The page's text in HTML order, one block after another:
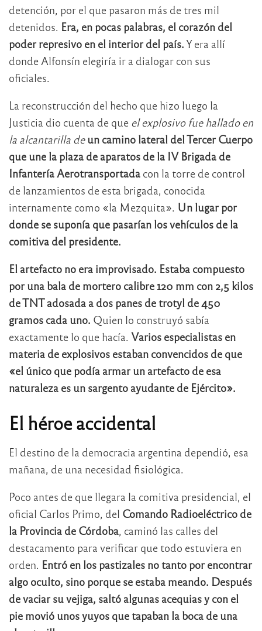
detención, por el que pasaron más de tres mil
detenidos. Era, en pocas palabras, el corazón del
poder represivo en el interior del país.Y era allí
donde Alfonsín elegiría ir a dialogar con sus
oficiales.
La reconstrucción del hecho que hizo luego la
Justicia dio cuenta de que el explosivo fue hallado en
la alcantarilla de un camino lateral del Tercer Cuerpo
que une la plaza de aparatos de la IV Brigada de
Infantería Aerotransportada con la torre de control
de lanzamientos de esta brigada, conocida
internamente como «la Mezquita». Un lugar por
donde se suponía que pasarían los vehículos de la
comitiva del presidente.
El artefacto no era improvisado. Estaba compuesto
por una bala de mortero calibre 120 mm con 2,5 kilos
de TNT adosada a dos panes de trotyl de 450
gramos cada uno. Quien lo construyó sabía
exactamente lo que hacía. Varios especialistas en
materia de explosivos estaban convencidos de que
«el único que podía armar un artefacto de esa
naturaleza es un sargento ayudante de Ejército».
El héroe accidental
El destino de la democracia argentina dependió, esa
mañana, de una necesidad fisiológica.
Poco antes de que llegara la comitiva presidencial, el
oficial Carlos Primo, del Comando Radioeléctrico de
la Provincia de Córdoba, caminó las calles del
destacamento para verificar que todo estuviera en
orden. Entró en los pastizales no tanto por encontrar
algo oculto, sino porque se estaba meando. Después
de vaciar su vejiga, saltó algunas acequias y con el
pie movió unos yuyos que tapaban la boca de una